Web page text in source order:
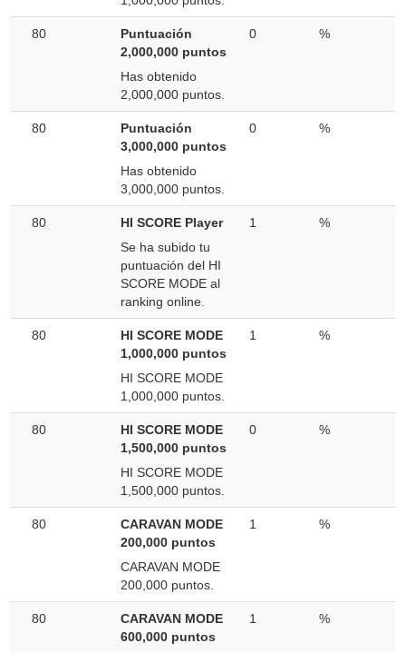
80
Puntuación
2,000,000 puntos
Has obtenido
2,000,000 puntos.
0 %
80
Puntuación
3,000,000 puntos
Has obtenido
3,000,000 puntos.
0 %
80
HI SCORE Player
Se ha subido tu
puntuación del HI
SCORE MODE al
ranking online.
1 %
80
HI SCORE MODE
1,000,000 puntos
HI SCORE MODE
1,000,000 puntos.
1 %
80
HI SCORE MODE
1,500,000 puntos
HI SCORE MODE
1,500,000 puntos.
0 %
80
CARAVAN MODE
200,000 puntos
CARAVAN MODE
200,000 puntos.
1 %
80
CARAVAN MODE
600,000 puntos
1 %